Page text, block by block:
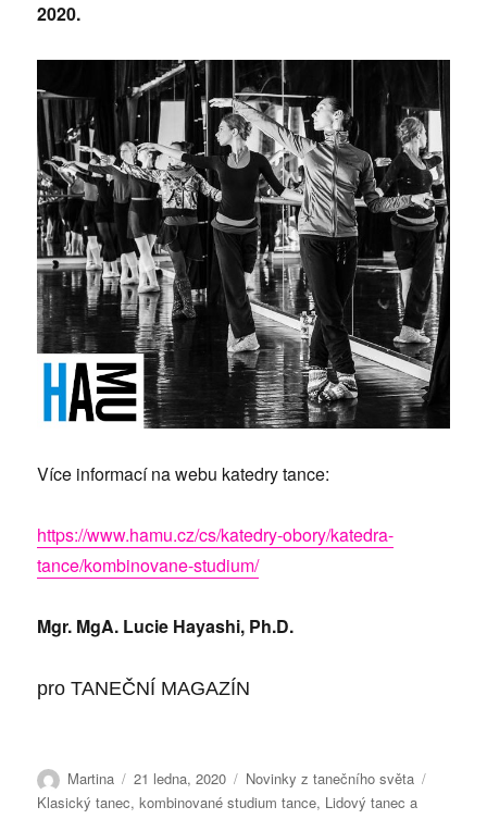
2020.
Více informací na webu katedry tance:
https://www.hamu.cz/cs/katedry-obory/katedra-
tance/kombinovane-studium/
Mgr. MgA. Lucie Hayashi, Ph.D.
pro TANEČNÍ MAGAZÍN
Autor:
Martina Publikováno:
21 ledna, 2020 Rubriky:
Novinky z tanečního světa
Klasický tanec,kombinované studium tance, Lidový tanec a